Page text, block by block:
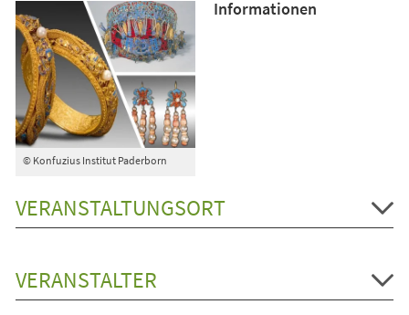
© Konfuzius Institut Paderborn
Informationen
VERANSTALTUNGSORT
VERANSTALTER